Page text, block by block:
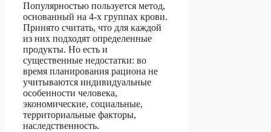
Популярностью пользуется метод,
основанный на 4-х группах крови.
Принято считать, что для каждой
из них подходят определенные
продукты. Но есть и
существенные недостатки: во
время планирования рациона не
учитываются индивидуальные
особенности человека,
экономические, социальные,
территориальные факторы,
наследственность.